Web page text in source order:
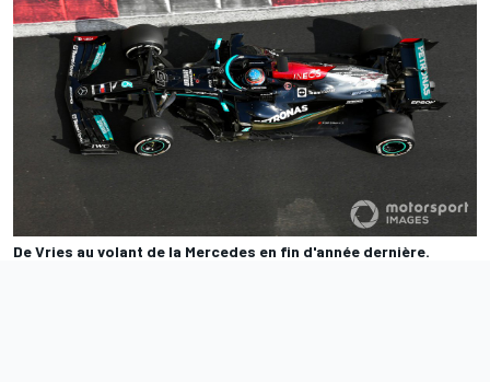
De Vries au volant de la Mercedes en fin d'année dernière.